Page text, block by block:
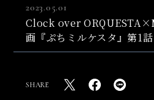
2023.05.01
Clock over
画『ぷちミルケスタ』第1話
SHARE